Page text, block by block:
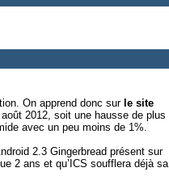
On apprend donc sur le site
2012, soit une hausse de plus
avec un peu moins de 1%.
2.3 Gingerbread présent sur
2 ans et qu’ICS soufflera déjà sa